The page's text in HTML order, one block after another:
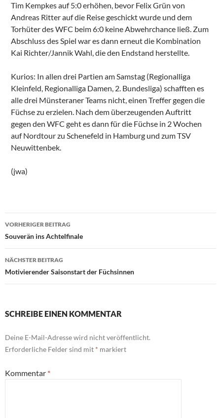
Tim Kempkes auf 5:0 erhöhen, bevor Felix Grün von
Andreas Ritter auf die Reise geschickt wurde und dem
Torhüter des WFC beim 6:0 keine Abwehrchance ließ. Zum
Abschluss des Spiel war es dann erneut die Kombination
Kai Richter/Jannik Wahl, die den Endstand herstellte.
Kurios: In allen drei Partien am Samstag (Regionalliga
Kleinfeld, Regionalliga Damen, 2. Bundesliga) schafften es
alle drei Münsteraner Teams nicht, einen Treffer gegen die
Füchse zu erzielen. Nach dem überzeugenden Auftritt
gegen den WFC geht es dann für die Füchse in 2 Wochen
auf Nordtour zu Schenefeld in Hamburg und zum TSV
Neuwittenbek.
(jwa)
Beitragsnavigation
VORHERIGER BEITRAG
Souverän ins Achtelfinale
NÄCHSTER BEITRAG
Motivierender Saisonstart der Füchsinnen
SCHREIBE EINEN KOMMENTAR
Deine E-Mail-Adresse wird nicht veröffentlicht.
Erforderliche Felder sind mit * markiert
Kommentar *